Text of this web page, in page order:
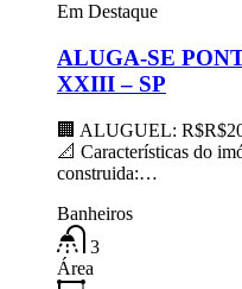
Em Destaque
ALUGA-SE
XXIII – SP
🏢 ALUGUEL:
📐 Características do
construida:…
Banheiros
3
Área